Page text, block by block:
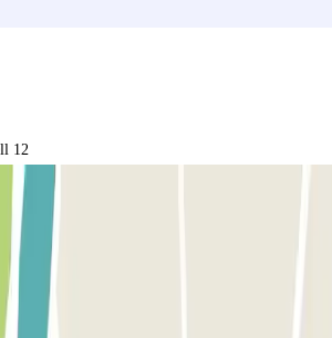
12
frente a la barrera. El lector de
vehículo. Aparca en cualquier plaza libre.